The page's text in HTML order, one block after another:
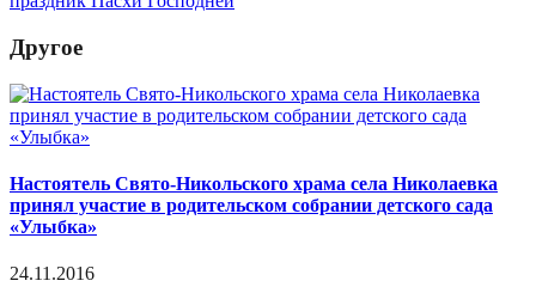
Другое
Настоятель Свято-Никольского храма села Николаевка
принял участие в родительском собрании детского сада
«Улыбка»
24.11.2016